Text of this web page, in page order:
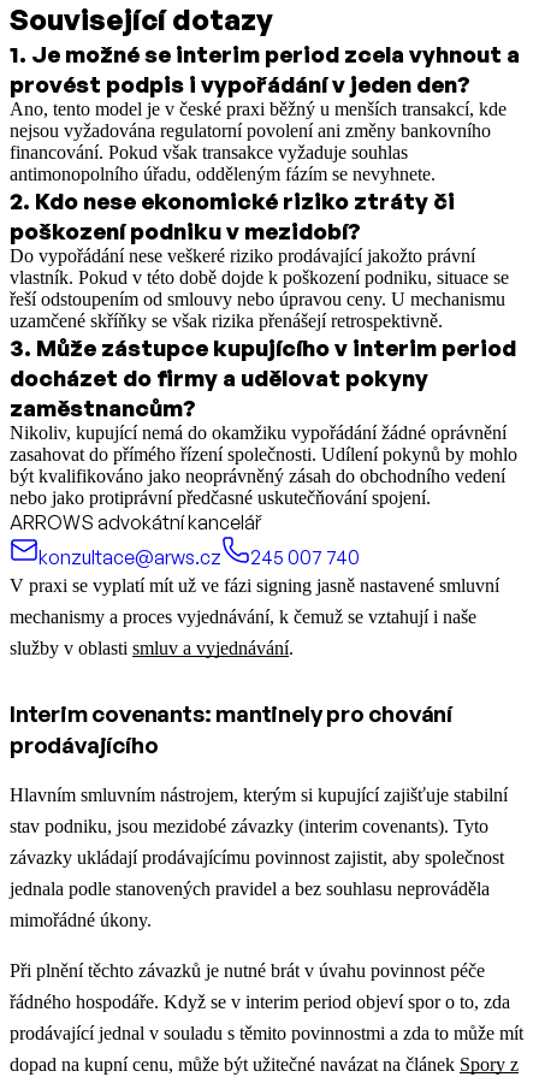
Související dotazy
1. Je možné se interim period zcela vyhnout a
provést podpis i vypořádání v jeden den?
Ano, tento model je v české praxi běžný u menších transakcí, kde
nejsou vyžadována regulatorní povolení ani změny bankovního
financování. Pokud však transakce vyžaduje souhlas
antimonopolního úřadu, odděleným fázím se nevyhnete.
2. Kdo nese ekonomické riziko ztráty či
poškození podniku v mezidobí?
Do vypořádání nese veškeré riziko prodávající jakožto právní
vlastník. Pokud v této době dojde k poškození podniku, situace se
řeší odstoupením od smlouvy nebo úpravou ceny. U mechanismu
uzamčené skříňky se však rizika přenášejí retrospektivně.
3. Může zástupce kupujícího v interim period
docházet do firmy a udělovat pokyny
zaměstnancům?
Nikoliv, kupující nemá do okamžiku vypořádání žádné oprávnění
zasahovat do přímého řízení společnosti. Udílení pokynů by mohlo
být kvalifikováno jako neoprávněný zásah do obchodního vedení
nebo jako protiprávní předčasné uskutečňování spojení.
ARROWS advokátní kancelář
konzultace@arws.cz
245 007 740
V praxi se vyplatí mít už ve fázi signing jasně nastavené smluvní
mechanismy a proces vyjednávání, k čemuž se vztahují i naše
služby v oblasti smluv a vyjednávání.
Interim covenants: mantinely pro chování
prodávajícího
Hlavním smluvním nástrojem, kterým si kupující zajišťuje stabilní
stav podniku, jsou mezidobé závazky (interim covenants). Tyto
závazky ukládají prodávajícímu povinnost zajistit, aby společnost
jednala podle stanovených pravidel a bez souhlasu neprováděla
mimořádné úkony.
Při plnění těchto závazků je nutné brát v úvahu povinnost péče
řádného hospodáře. Když se v interim period objeví spor o to, zda
prodávající jednal v souladu s těmito povinnostmi a zda to může mít
dopad na kupní cenu, může být užitečné navázat na článek Spory z